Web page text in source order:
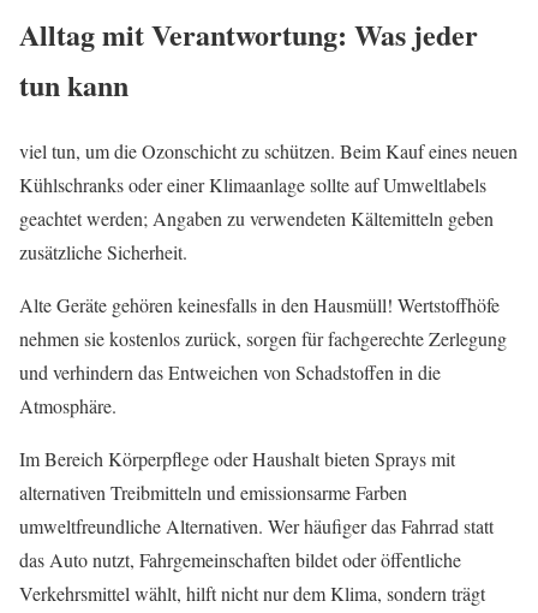
Alltag mit Verantwortung: Was jeder
tun kann
viel tun, um die Ozonschicht zu schützen. Beim Kauf eines neuen
Kühlschranks oder einer Klimaanlage sollte auf Umweltlabels
geachtet werden; Angaben zu verwendeten Kältemitteln geben
zusätzliche Sicherheit.
Alte Geräte gehören keinesfalls in den Hausmüll! Wertstoffhöfe
nehmen sie kostenlos zurück, sorgen für fachgerechte Zerlegung
und verhindern das Entweichen von Schadstoffen in die
Atmosphäre.
Im Bereich Körperpflege oder Haushalt bieten Sprays mit
alternativen Treibmitteln und emissionsarme Farben
umweltfreundliche Alternativen. Wer häufiger das Fahrrad statt
das Auto nutzt, Fahrgemeinschaften bildet oder öffentliche
Verkehrsmittel wählt, hilft nicht nur dem Klima, sondern trägt